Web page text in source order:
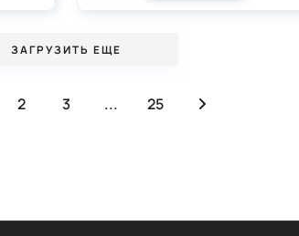
ЗАГРУЗИТЬ ЕЩЕ
2 3 ... 25